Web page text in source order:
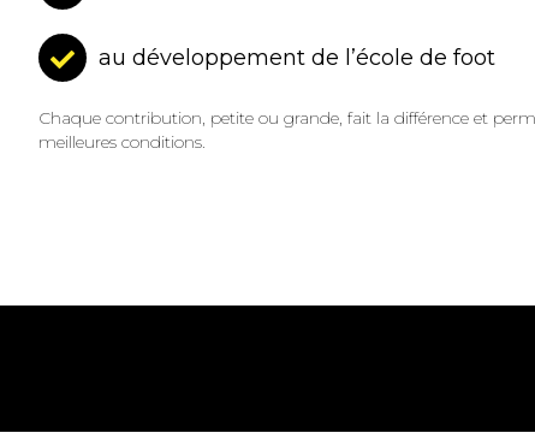
au développement de l’école de foot
Chaque contribution, petite ou grande, fait la différence et
meilleures conditions.